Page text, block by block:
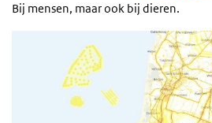
Bij mensen, maar ook bij dieren.